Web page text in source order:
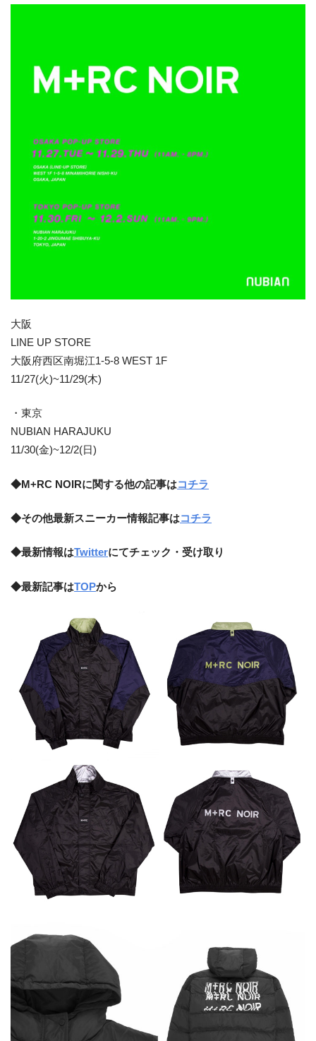
大阪
LINE UP STORE
大阪府西区南堀江1-5-8 WEST 1F
11/27(火)~11/29(木)
・東京
NUBIAN HARAJUKU
11/30(金)~12/2(日)
◆M+RC NOIRに関する他の記事はコチラ
◆その他最新スニーカー情報記事はコチラ
◆最新情報はTwitterにてチェック・受け取り
◆最新記事はTOPから